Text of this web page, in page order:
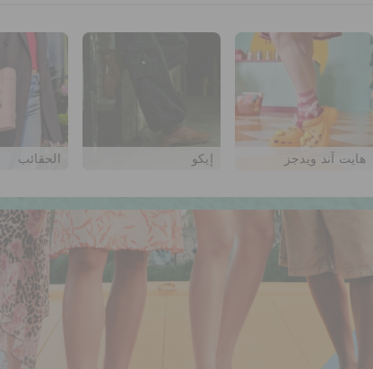
هايت آند ويدجز إيكو الحقائب